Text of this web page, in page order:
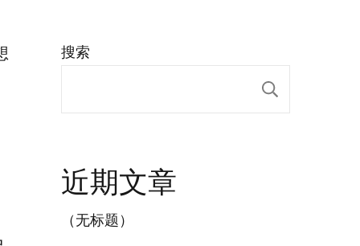
搜索
近期文章
（无标题）